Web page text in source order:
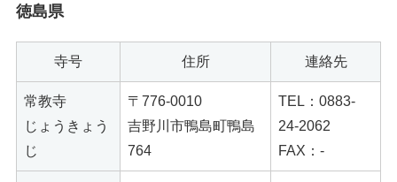
徳島県
寺号 住所 連絡先
常教寺
じょうきょう
じ
〒776-0010
吉野川市鴨島町鴨島
764
TEL：0883-
24-2062
FAX：-